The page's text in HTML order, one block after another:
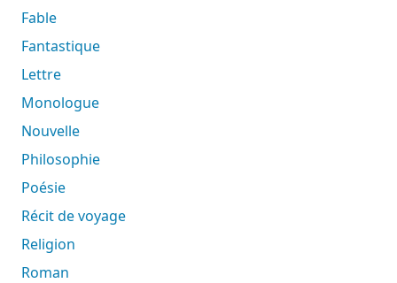
Fable
Fantastique
Lettre
Monologue
Nouvelle
Philosophie
Poésie
Récit de voyage
Religion
Roman